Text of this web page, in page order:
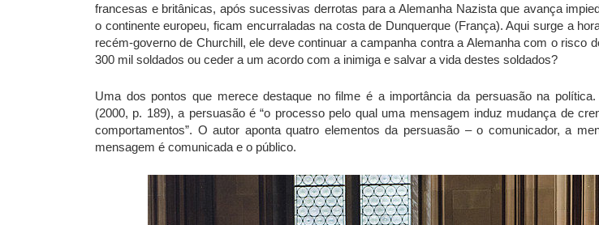
francesas e britânicas, após sucessivas derrotas para a Alemanha Nazista que avança
o continente europeu, ficam encurraladas na costa de Dunquerque (França). Aqui surge a
recém-governo de Churchill, ele deve continuar a campanha contra a Alemanha com o risco
300 mil soldados ou ceder a um acordo com a inimiga e salvar a vida destes soldados?
Uma dos pontos que merece destaque no filme é a importância da persuasão na política.
(2000, p. 189), a persuasão é “o processo pelo qual uma mensagem induz mudança de
comportamentos”. O autor aponta quatro elementos da persuasão – o comunicador, a
mensagem é comunicada e o público.